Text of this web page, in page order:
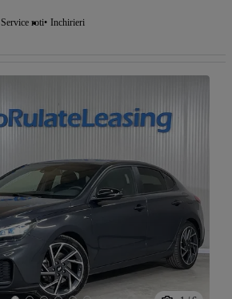
Service roti Inchirieri